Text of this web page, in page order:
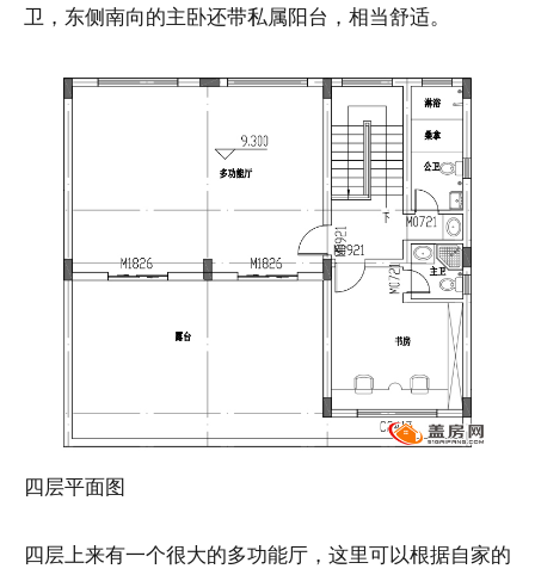
卫，东侧南向的主卧还带私属阳台，相当舒适。
四层平面图
四层上来有一个很大的多功能厅，这里可以根据自家的